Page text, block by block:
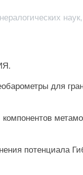
для
потенциала